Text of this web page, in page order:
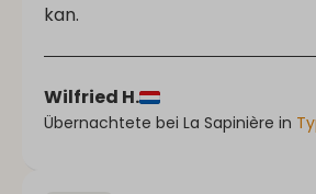
kan.
Wilfried H.
Übernachtete bei La Sapinière in